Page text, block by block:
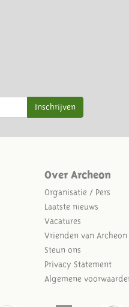
Inschrijven
Over Archeon
Organisatie / Pers
Laatste nieuws
Vacatures
Vrienden van Archeon
Steun ons
Privacy Statement
Algemene